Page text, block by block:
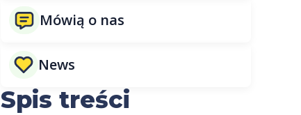
Mówią o nas
News
Spis treści